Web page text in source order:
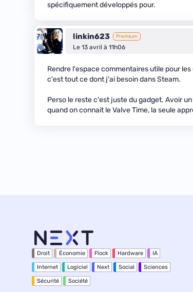
spécifiquement développés pour.
linkin623 Premium
Le 13 avril à 11h06
Rendre l'espace commentaires utile pour
c'est tout ce dont j'ai besoin dans Steam.
Perso le reste c'est juste du gadget. Avoir
quand on connait le Valve Time, la seule
Droit Économie Flock Hardware IA
Internet Logiciel Next Social Sciences
Sécurité Société